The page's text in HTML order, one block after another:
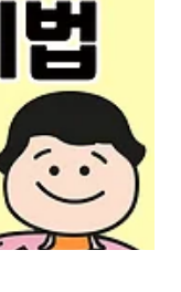
덜고 학업에 열중하
: 김제에 주소지를
외)나이 : 연령제한